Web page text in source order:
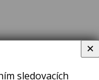
sledovacích
✕